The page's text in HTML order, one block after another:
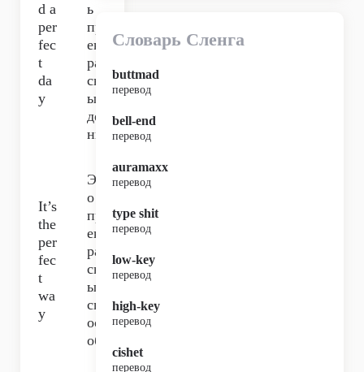
d a
per
fec
t
da
y
ь
пр
ек
ра
сн
ый
де
нь,
It’s
the
per
fec
t
wa
y
Эт
о
пр
ек
ра
сн
ый
сп
ос
об
Словарь Сленга
buttmad
перевод
bell-end
перевод
auramaxx
перевод
type shit
перевод
low-key
перевод
high-key
перевод
cishet
перевод